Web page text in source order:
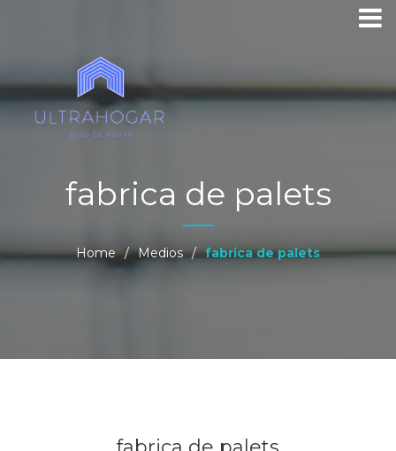
fabrica de palets
Home / Medios / fabrica de palets